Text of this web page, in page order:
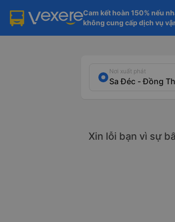
Cam kết hoàn 150% nếu
không cung cấp dịch vụ
Nơi xuất phát
Xin lỗi bạn vì sự